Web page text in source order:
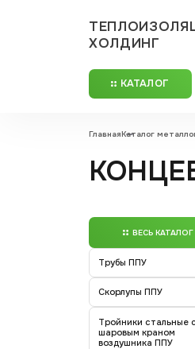
ХОЛДИНГ
КАТАЛОГ
ГлавнаяКаталог
ВЕСЬ КАТАЛОГ
Трубы ППУ
Скорлупы ППУ
Тройники стальные с
шаровым краном
воздушника ППУ